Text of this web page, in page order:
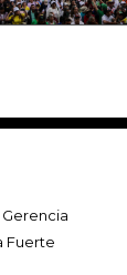
Gerencia
Fuerte